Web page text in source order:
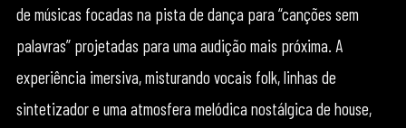
de músicas focadas na pista de dança para “canções sem
palavras” projetadas para uma audição mais próxima. A
experiência imersiva, misturando vocais folk, linhas de
sintetizador e uma atmosfera melódica nostálgica de house,